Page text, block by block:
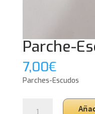
Parche-
7,00€
Parches-Escudos